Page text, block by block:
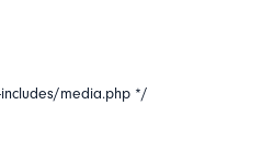
media.php */